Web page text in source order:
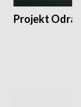
Projekt Odra